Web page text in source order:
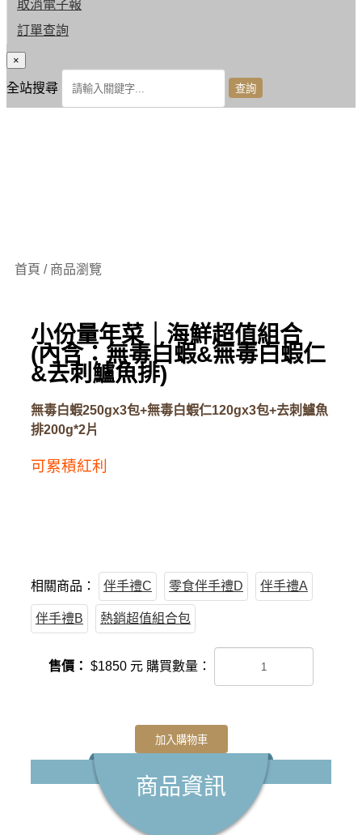
取消電子報
訂單查詢
×
全站搜尋
首頁 / 商品瀏覽
小份量年菜｜海鮮超值組合
(內含：無毒白蝦&無毒白蝦仁
&去刺鱸魚排)
無毒白蝦250gx3包+無毒白蝦仁120gx3包+去刺鱸魚
排200g*2片
可累積紅利
相關商品： 伴手禮C 零食伴手禮D 伴手禮A
伴手禮B 熱銷超值組合包
售價： $1850 元 購買數量：
加入購物車
商品資訊